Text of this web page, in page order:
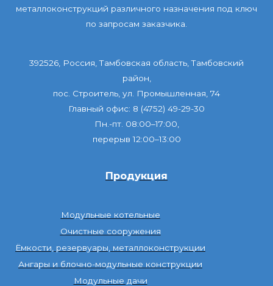
металлоконструкций различного назначения под ключ
по запросам заказчика.
392526, Россия, Тамбовская область, Тамбовский
район,
пос. Строитель, ул. Промышленная, 74
Главный офис: 8 (4752) 49-29-30
Пн.-пт. 08:00–17:00,
перерыв 12:00–13:00
Продукция
Модульные котельные
Очистные сооружения
Ёмкости, резервуары, металлоконструкции
Ангары и блочно-модульные конструкции
Модульные дачи